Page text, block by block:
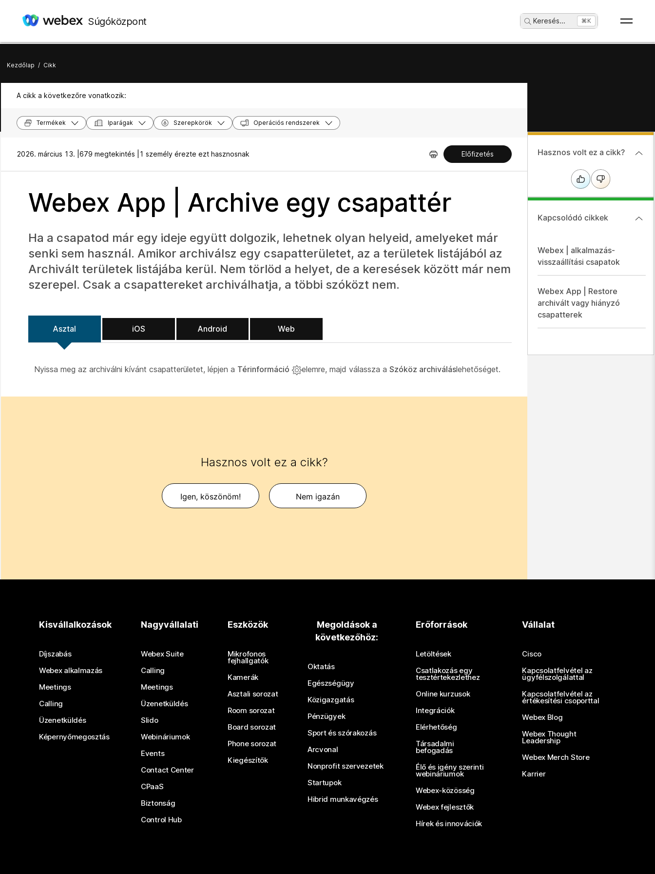
Súgóközpont Keresés... ⌘K
Kezdőlap / Cikk
A cikk a következőre vonatkozik:
Termékek Iparágak Szerepkörök Operációs rendszerek
2026. március 13. | 679 megtekintés | 1 személy érezte ezt hasznosnak Előfizetés
Webex App | Archive egy csapattér
Ha a csapatod már egy ideje együtt dolgozik, lehetnek olyan helyeid, amelyeket már
senki sem használ. Amikor archiválsz egy csapatterületet, az a területek listájából az
Archivált területek listájába kerül. Nem törlöd a helyet, de a keresések között már nem
szerepel. Csak a csapattereket archiválhatja, a többi szóközt nem.
Asztal iOS Android Web
Nyissa meg az archiválni kívánt csapatterületet, lépjen a Térinformáció elemre, majd válassza a Szóköz archiváláslehetőséget.
Hasznos volt ez a cikk?
Igen, köszönöm! Nem igazán
Hasznos volt ez a cikk?
Kapcsolódó cikkek
Webex | alkalmazás-
visszaállítási csapatok
Webex App | Restore
archivált vagy hiányzó
csapatterek
Kisvállalkozások
Díjszabás
Webex alkalmazás
Meetings
Calling
Üzenetküldés
Képernyőmegosztás
Nagyvállalati
Webex Suite
Calling
Meetings
Üzenetküldés
Slido
Webináriumok
Events
Contact Center
CPaaS
Biztonság
Control Hub
Eszközök
Mikrofonos
fejhallgatók
Kamerák
Asztali sorozat
Room sorozat
Board sorozat
Phone sorozat
Kiegészítők
Megoldások a
következőhöz:
Oktatás
Egészségügy
Közigazgatás
Pénzügyek
Sport és szórakozás
Arcvonal
Nonprofit szervezetek
Startupok
Hibrid munkavégzés
Erőforrások
Letöltések
Csatlakozás egy
tesztértekezlethez
Online kurzusok
Integrációk
Elérhetőség
Társadalmi
befogadás
Élő és igény szerinti
webináriumok
Webex-közösség
Webex fejlesztők
Hírek és innovációk
Vállalat
Cisco
Kapcsolatfelvétel az
ügyfélszolgálattal
Kapcsolatfelvétel az
értékesítési csoporttal
Webex Blog
Webex Thought
Leadership
Webex Merch Store
Karrier